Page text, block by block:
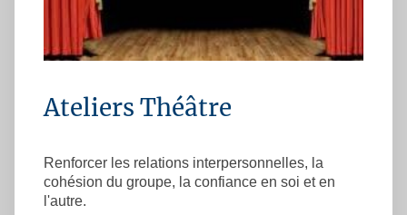
Ateliers Théâtre
Renforcer les relations interpersonnelles, la
cohésion du groupe, la confiance en soi et en
l'autre.